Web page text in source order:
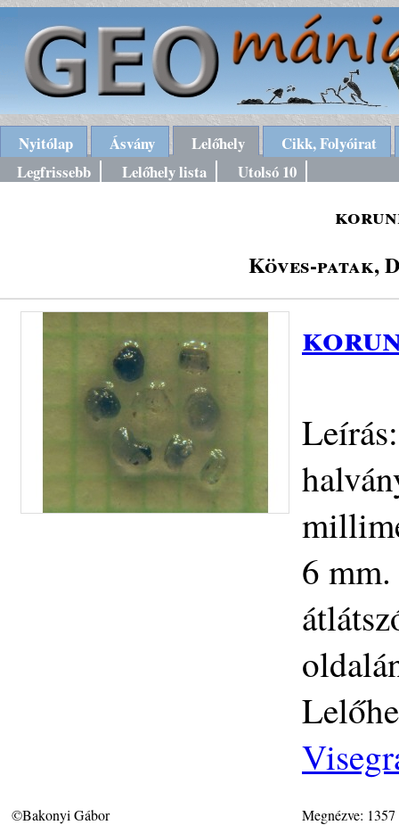
Nyitólap Ásvány Lelőhely
Cikk, Folyóirat
Legfrissebb
Lelőhely lista Utolsó 10
Köves-patak,
6
©Bakonyi Gábor Megnézve: